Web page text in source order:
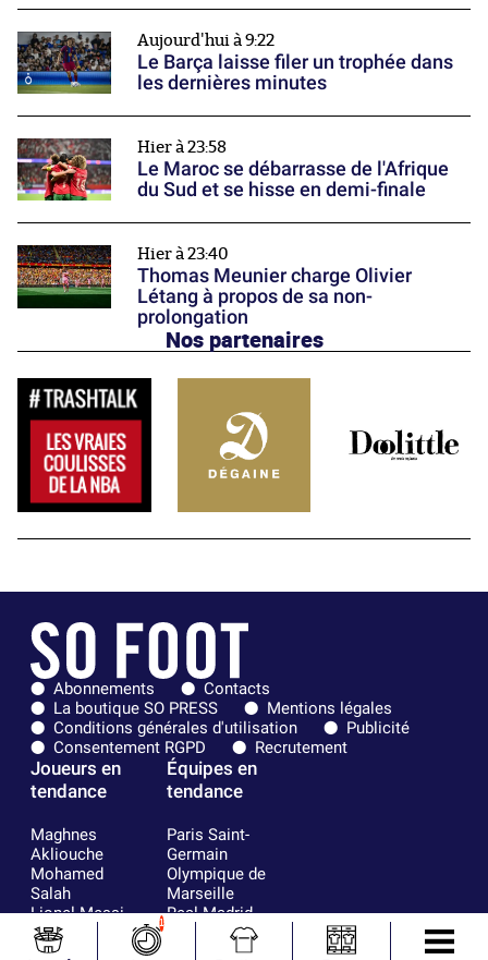
Aujourd'hui à 9:22
Le Barça laisse filer un trophée dans
les dernières minutes
Hier à 23:58
Le Maroc se débarrasse de l'Afrique
du Sud et se hisse en demi-finale
Hier à 23:40
Thomas Meunier charge Olivier
Létang à propos de sa non-
prolongation
Nos partenaires
Abonnements
Contacts
La boutique SO PRESS
Mentions légales
Conditions générales d'utilisation
Publicité
Consentement RGPD
Recrutement
Joueurs en
tendance
Maghnes
Akliouche
Mohamed
Salah
Lionel Messi
Ferrán Torres
Kilian Corredor
Équipes en
tendance
Paris Saint-
Germain
Olympique de
Marseille
Real Madrid
Olympique
1